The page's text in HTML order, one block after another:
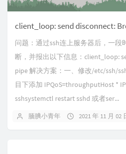
client_loop: send disconnect:
问题：通过ssh连上服务器后，一段
断，并报出以下信息：client_loop:
pipe 解决方案：一、修改/etc/ssh/
目下添加 IPQoS=throughputHost *
sshsystemctl restart sshd 或者ser...
腼腆小青年 2021 年 11 月 02